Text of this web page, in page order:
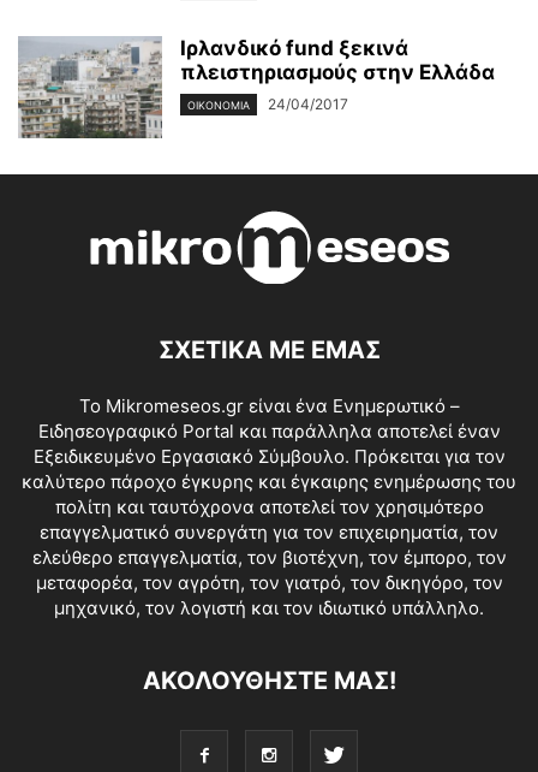
Ιρλανδικό fund ξεκινά
πλειστηριασμούς στην Ελλάδα
ΟΙΚΟΝΟΜΊΑ 24/04/2017
ΣΧΕΤΙΚΑ ΜΕ ΕΜΑΣ
Το Mikromeseos.gr είναι ένα Ενημερωτικό –
Ειδησεογραφικό Portal και παράλληλα αποτελεί έναν
Εξειδικευμένο Εργασιακό Σύμβουλο. Πρόκειται για τον
καλύτερο πάροχο έγκυρης και έγκαιρης ενημέρωσης του
πολίτη και ταυτόχρονα αποτελεί τον χρησιμότερο
επαγγελματικό συνεργάτη για τον επιχειρηματία, τον
ελεύθερο επαγγελματία, τον βιοτέχνη, τον έμπορο, τον
μεταφορέα, τον αγρότη, τον γιατρό, τον δικηγόρο, τον
μηχανικό, τον λογιστή και τον ιδιωτικό υπάλληλο.
ΑΚΟΛΟΥΘΗΣΤΕ ΜΑΣ!